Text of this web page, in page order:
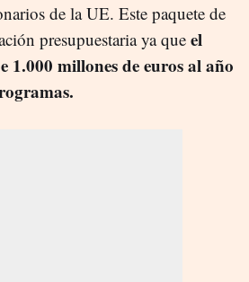
de la UE. Este paquete de
presupuestaria ya que el
1.000 millones de euros al año